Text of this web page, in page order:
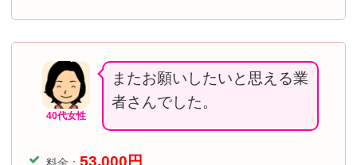
40代女性
またお願いしたいと思える業
者さんでした。